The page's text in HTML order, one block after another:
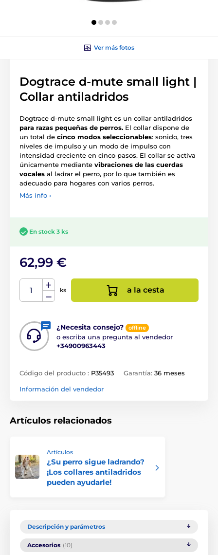
Ver más fotos
Dogtrace d-mute small light |
Collar antiladridos
Dogtrace d-mute small light es un collar antiladridos
para razas pequeñas de perros. El collar dispone de
un total de cinco modos seleccionables: sonido, tres
niveles de impulso y un modo de impulso con
intensidad creciente en cinco pasos. El collar se activa
únicamente mediante vibraciones de las cuerdas
vocales al ladrar el perro, por lo que también es
adecuado para hogares con varios perros.
Más info ›
En stock 3 ks
62,99 €
ks a la cesta
¿Necesita consejo? offline
o escriba una pregunta al vendedor
+34900963443
Código del producto : P35493 Garantía: 36 meses
Información del vendedor
Artículos relacionados
Artículos
¿Su perro sigue ladrando?
¡Los collares antiladridos
pueden ayudarle!
Descripción y parámetros
Accesorios (10)